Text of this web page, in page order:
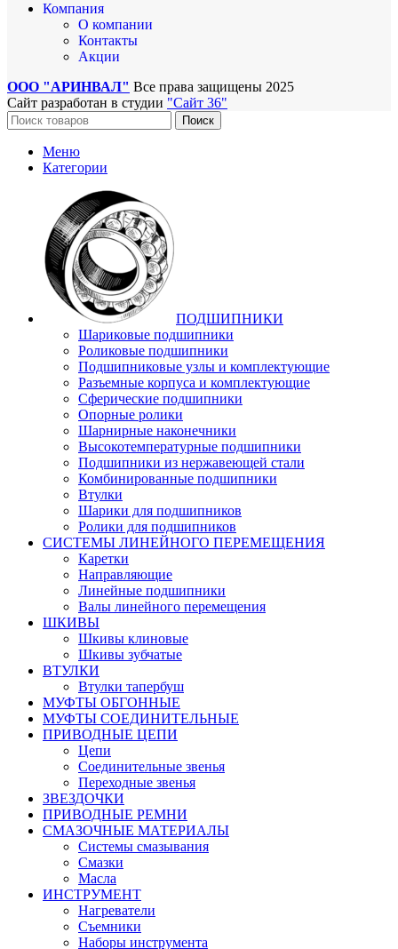
Компания
О компании
Контакты
Акции
ООО "АРИНВАЛ" Все права защищены 2025
Сайт разработан в студии "Сайт 36"
Поиск
Меню
Категории
ПОДШИПНИКИ
Шариковые подшипники
Роликовые подшипники
Подшипниковые узлы и комплектующие
Разъемные корпуса и комплектующие
Сферические подшипники
Опорные ролики
Шарнирные наконечники
Высокотемпературные подшипники
Подшипники из нержавеющей стали
Комбинированные подшипники
Втулки
Шарики для подшипников
Ролики для подшипников
СИСТЕМЫ ЛИНЕЙНОГО ПЕРЕМЕЩЕНИЯ
Каретки
Направляющие
Линейные подшипники
Валы линейного перемещения
ШКИВЫ
Шкивы клиновые
Шкивы зубчатые
ВТУЛКИ
Втулки тапербуш
МУФТЫ ОБГОННЫЕ
МУФТЫ СОЕДИНИТЕЛЬНЫЕ
ПРИВОДНЫЕ ЦЕПИ
Цепи
Соединительные звенья
Переходные звенья
ЗВЕЗДОЧКИ
ПРИВОДНЫЕ РЕМНИ
СМАЗОЧНЫЕ МАТЕРИАЛЫ
Системы смазывания
Смазки
Масла
ИНСТРУМЕНТ
Нагреватели
Съемники
Наборы инструмента